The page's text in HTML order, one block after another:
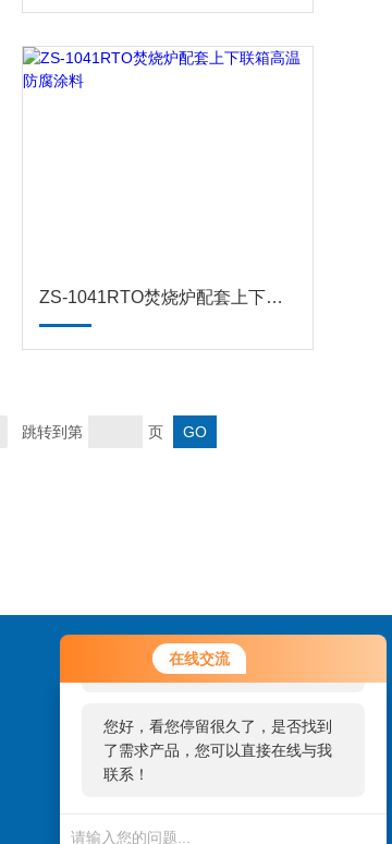
在线交流
您好！欢迎前来咨询，很高兴为您
服务，请问您要咨询什么问题呢？
您好，看您停留很久了，是否找到
了需求产品，您可以直接在线与我
联系！
ZS-1041RTO焚烧炉配套上下联箱高温防腐涂料
跳转到第 页
扫一扫，添加微信